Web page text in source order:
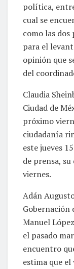
política,
cual se
como las dos
para el
opinión que
del
Claudia
Ciudad de
próximo
ciudadanía
este jueves
de prensa,
viernes.
Adán
Gobernación
Manuel
el pasado
encuentro
estima que